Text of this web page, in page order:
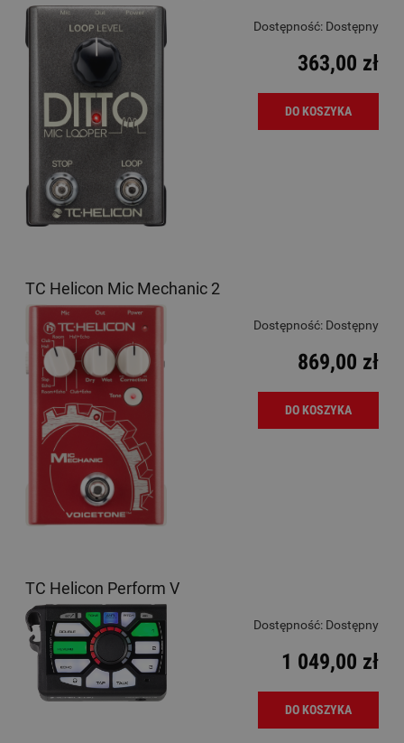
Dostępność: Dostępny
363,00 zł
DO KOSZYKA
TC Helicon Mic Mechanic 2
Dostępność: Dostępny
869,00 zł
DO KOSZYKA
TC Helicon Perform V
Dostępność: Dostępny
1 049,00 zł
DO KOSZYKA